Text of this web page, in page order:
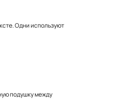
Одни используют
подушку между